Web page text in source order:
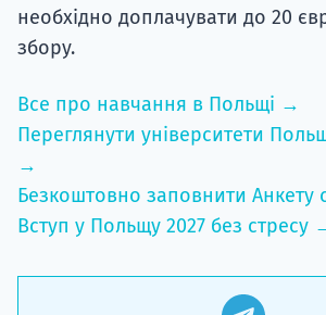
необхідно доплачувати до 20
збору.
Все про навчання в Польщі →
Переглянути університети
→
Безкоштовно заповнити Анкету
Вступ у Польщу 2027 без стресу